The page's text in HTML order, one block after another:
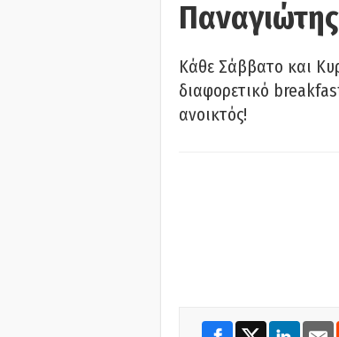
Κάθε Σάββατο και
διαφορετικό
ανοικτός!